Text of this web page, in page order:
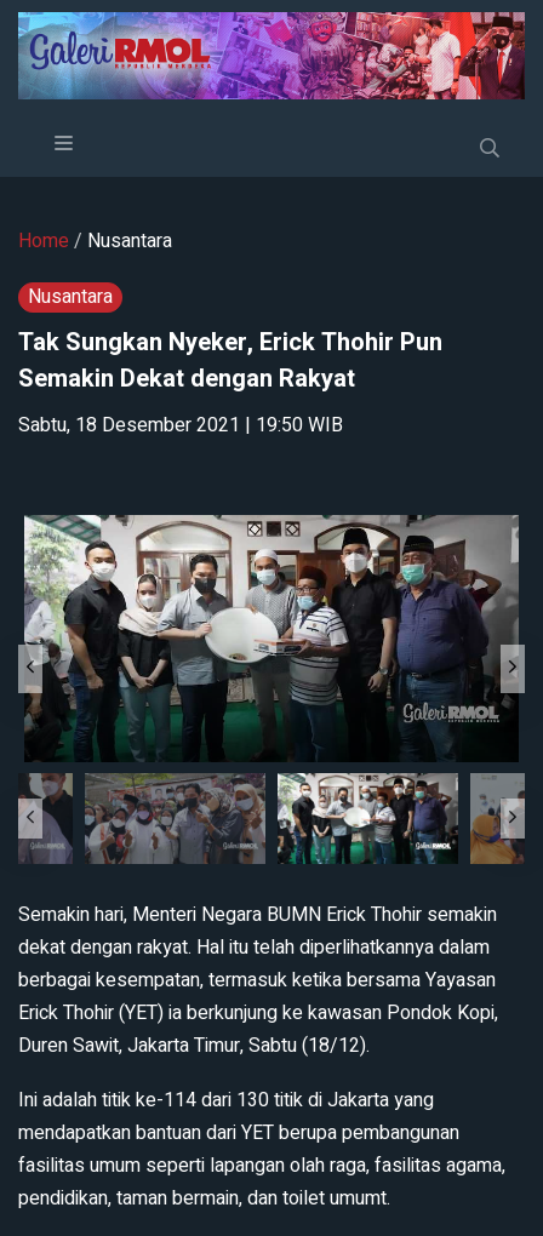
Home / Nusantara
Nusantara
Tak Sungkan Nyeker, Erick Thohir Pun
Semakin Dekat dengan Rakyat
Sabtu, 18 Desember 2021 | 19:50 WIB
Semakin hari, Menteri Negara BUMN Erick Thohir semakin
dekat dengan rakyat. Hal itu telah diperlihatkannya dalam
berbagai kesempatan, termasuk ketika bersama Yayasan
Erick Thohir (YET) ia berkunjung ke kawasan Pondok Kopi,
Duren Sawit, Jakarta Timur, Sabtu (18/12).
Ini adalah titik ke-114 dari 130 titik di Jakarta yang
mendapatkan bantuan dari YET berupa pembangunan
fasilitas umum seperti lapangan olah raga, fasilitas agama,
pendidikan, taman bermain, dan toilet umumt.